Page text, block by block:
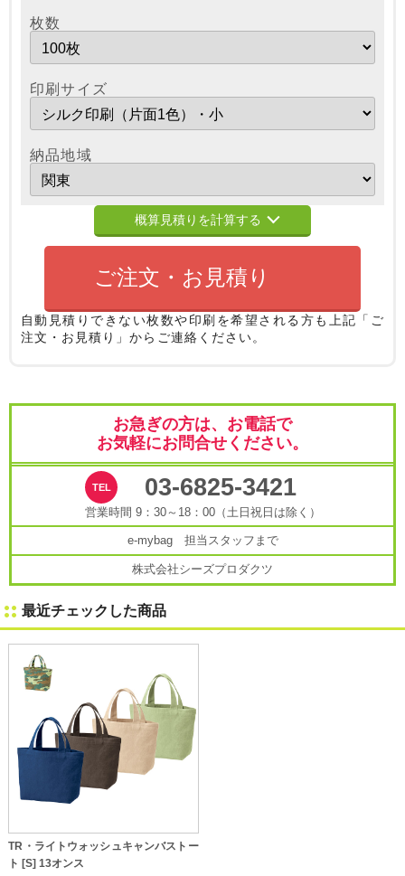
枚数
印刷サイズ
納品地域
概算見積りを計算する
ご注文・お見積り
自動見積りできない枚数や印刷を希望される方も
上記「ご
注文・お見積り」からご連絡ください。
お急ぎの方は、お電話で
お気軽にお問合せください。
03-6825-3421
営業時間 9：30～18：00（土日祝日は除く）
e-mybag 担当スタッフまで
株式会社シーズプロダクツ
最近チェックした商品
TR・ライトウォッシュキャンバストー
ト [S] 13オンス